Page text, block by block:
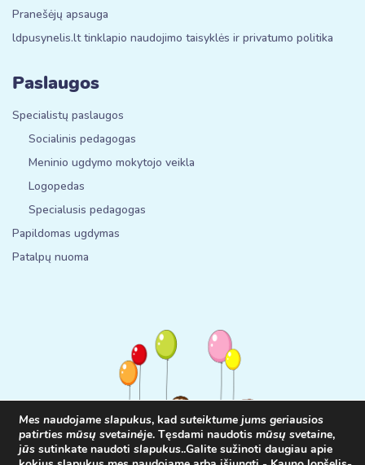
Pranešėjų apsauga
ldpusynelis.lt tinklapio naudojimo taisyklės ir privatumo politika
Paslaugos
Specialistų paslaugos
Socialinis pedagogas
Meninio ugdymo mokytojo veikla
Logopedas
Specialusis pedagogas
Papildomas ugdymas
Patalpų nuoma
Mes naudojame slapukus, kad suteiktume jums geriausios
patirties mūsų svetainėje. Tęsdami naudotis mūsų svetaine,
jūs sutinkate naudoti slapukus..Galite sužinoti daugiau apie